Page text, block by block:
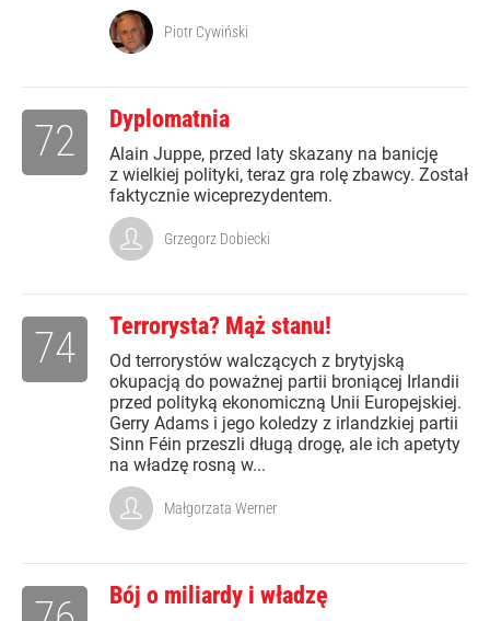
Piotr Cywiński
Dyplomatnia
Alain Juppe, przed laty skazany na banicję
z wielkiej polityki, teraz gra rolę zbawcy. Został
faktycznie wiceprezydentem.
72
Grzegorz Dobiecki
Terrorysta? Mąż stanu!
Od terrorystów walczących z brytyjską
okupacją do poważnej partii broniącej Irlandii
przed polityką ekonomiczną Unii Europejskiej.
Gerry Adams i jego koledzy z irlandzkiej partii
Sinn Féin przeszli długą drogę, ale ich apetyty
na władzę rosną w...
74
Małgorzata Werner
Bój o miliardy i władzę